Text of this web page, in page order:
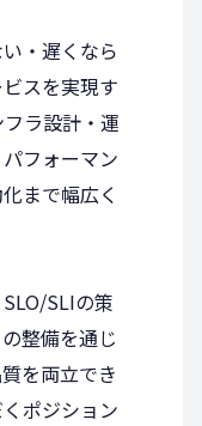
・遅くなら
スを実現す
ラ設計・運
フォーマン
まで幅広く
SLIの策
整備を通じ
を両立でき
ポジション